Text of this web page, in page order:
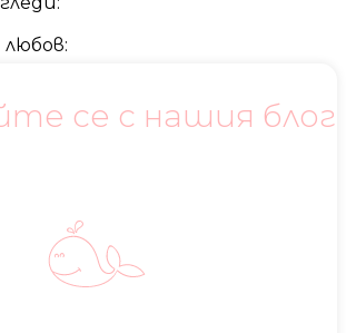
се с нашия блог